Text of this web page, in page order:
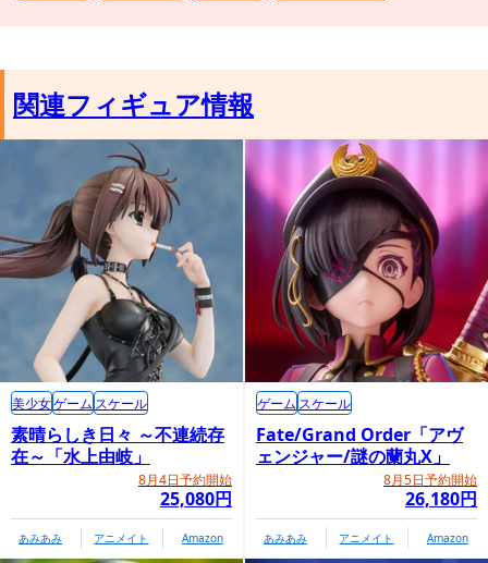
関連フィギュア情報
素晴らしき日々 ～不連続存
在～「水上由岐」
8月4日予約開始
25,080円
美少女ゲーム スケール
あみあみ アニメイト Amazon
Fate/Grand Order「アヴ
ェンジャー/謎の蘭丸X」
8月5日予約開始
26,180円
ゲーム スケール
あみあみ アニメイト Amazon